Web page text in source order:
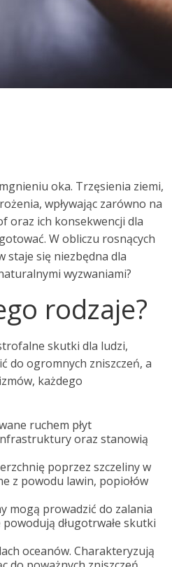
oka. Trzęsienia ziemi,
wpływając zarówno na
oraz ich konsekwencji dla
W obliczu rosnących
staje się niezbędna dla
wyzwaniami?
rodzaje?
skutki dla ludzi,
do ogromnych zniszczeń, a
każdego
ruchem płyt
oraz stanowią
poprzez szczeliny w
z powodu lawin, popiołów
mogą prowadzić do zalania
długotrwałe skutki
oceanów. Charakteryzują